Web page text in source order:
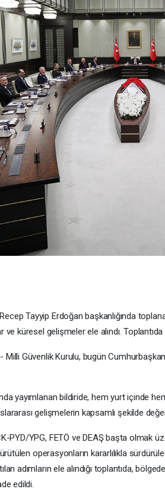
Tayyip Erdoğan başkanlığında
küresel gelişmeler ele alındı.
Milli Güvenlik Kurulu, bugün
yayımlanan bildiride, hem yurt içinde
gelişmelerin kapsamlı şekilde
PYD/YPG, FETÖ ve DEAŞ başta olmak
operasyonların kararlılıkla
adımların ele alındığı toplantıda,
edildi.